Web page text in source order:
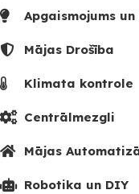
Apgaismojums
Mājas Drošība
Klimata kontrole
Centrālmezgli
Mājas
Robotika un DIY